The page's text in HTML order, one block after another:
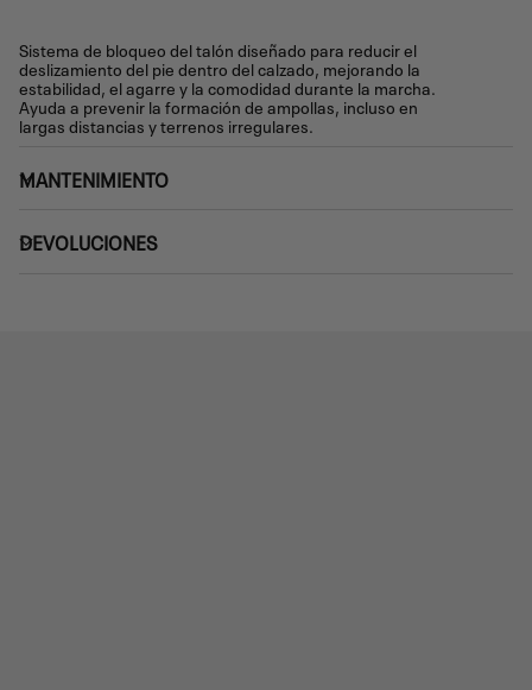
Sistema de bloqueo del talón diseñado para reducir el
deslizamiento del pie dentro del calzado, mejorando la
estabilidad, el agarre y la comodidad durante la marcha.
Ayuda a prevenir la formación de ampollas, incluso en
largas distancias y terrenos irregulares.
MANTENIMIENTO
DEVOLUCIONES